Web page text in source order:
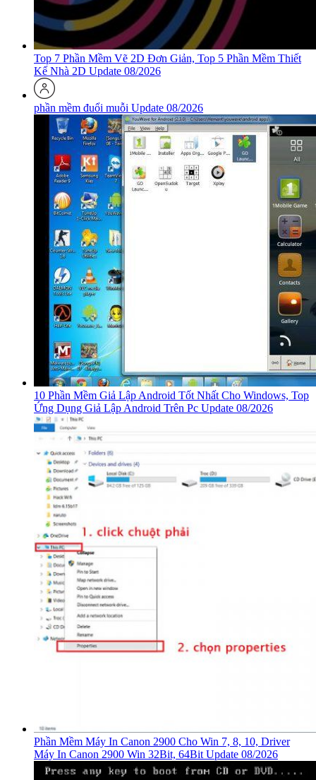
Top 7 Phần Mềm Vẽ 2D Đơn Giản, Top 5 Phần Mềm Thiết
Kế Nhà 2D Update 08/2026
phần mềm đuổi muỗi Update 08/2026
10 Phần Mềm Giả Lập Android Tốt Nhất Cho Windows, Top
Ứng Dụng Giả Lập Android Trên Pc Update 08/2026
Phần Mềm Máy In Canon 2900 Cho Win 7, 8, 10, Driver
Máy In Canon 2900 Win 32Bit, 64Bit Update 08/2026